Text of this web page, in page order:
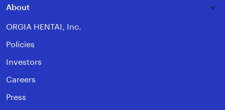
About
ORGIA HENTAI, Inc.
Policies
Investors
Careers
Press